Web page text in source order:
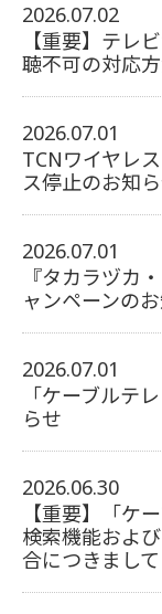
2026.07.02
【重要】テレ
聴不可の対応
2026.07.01
TCNワイヤレ
ス停止のお知
2026.07.01
『タカラヅカ
ャンペーンのお
2026.07.01
「ケーブルテ
らせ
2026.06.30
【重要】「ケ
検索機能およ
合につきまして